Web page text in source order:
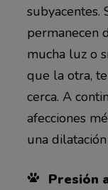
subyacentes.
permanecen
mucha luz o
que la otra,
cerca. A
afecciones
una
Presión